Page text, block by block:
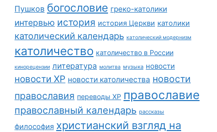
Пушков богословие греко-католики
интервью история история Церкви католики
католический календарь католический модернизм
католичество католичество в России
кинорецензии литература молитва музыка новости
новости ХР новости католичества новости
православия переводы ХР православие
православный календарь рассказы
философия христианский взгляд на